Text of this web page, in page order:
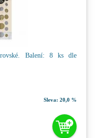
Balení: 8 ks dle
Sleva: 20,0 %